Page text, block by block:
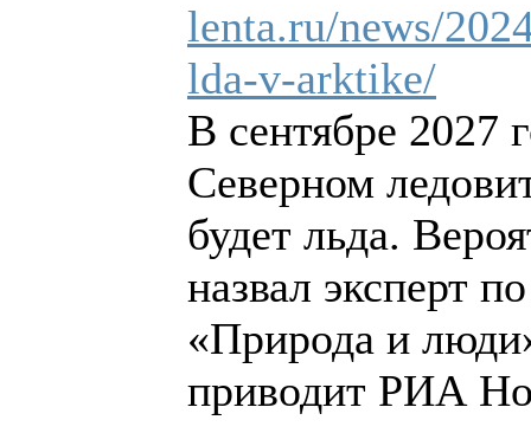
lenta.ru/news/
lda-v-arktike/
В сентябре 2027
Северном
будет льда.
назвал эксперт
«Природа и
приводит РИА